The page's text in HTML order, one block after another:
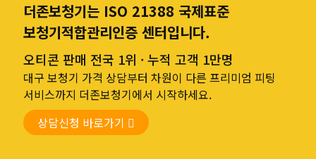
더존보청기는 ISO 21388 국제표준
보청기적합관리인증 센터입니다.
오티콘 판매 전국 1위 · 누적 고객 1만명
대구 보청기 가격 상담부터 차원이 다른 프리미엄 피팅
서비스까지 더존보청기에서 시작하세요.
상담신청 바로가기